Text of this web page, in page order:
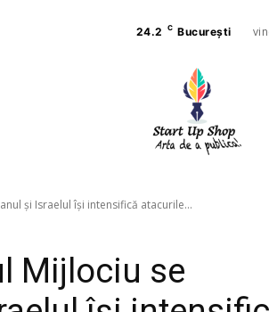
24.2 C București
și Israelul își intensifică atacurile...
Mijlociu se